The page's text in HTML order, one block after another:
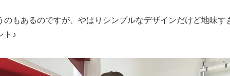
のもあるのですが、やはりシンプルなデザインだけど地味す
ト♪